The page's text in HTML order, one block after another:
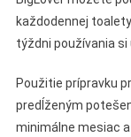
každodennej
týždni používania
Použitie prípravku
predĺženým
minimálne mesiac